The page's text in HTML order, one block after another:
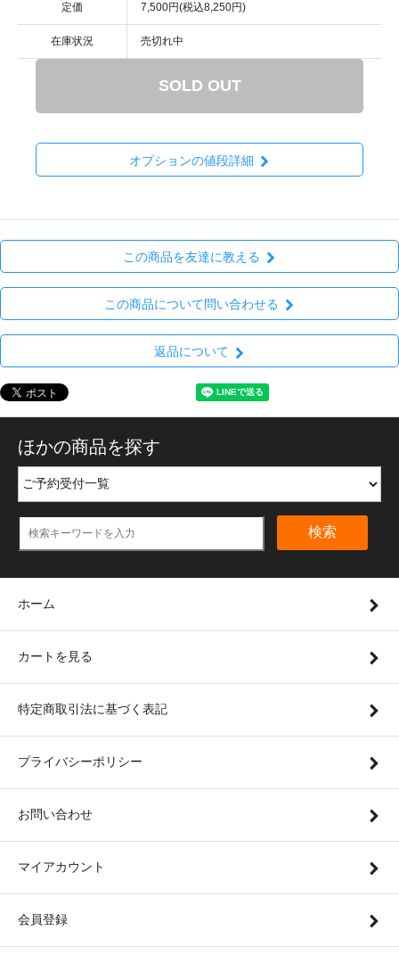
定価 7,500円(税込8,250円)
在庫状況 売切れ中
SOLD OUT
オプションの値段詳細
この商品を友達に教える
この商品について問い合わせる
返品について
ほかの商品を探す
検索
ホーム
カートを見る
特定商取引法に基づく表記
プライバシーポリシー
お問い合わせ
マイアカウント
会員登録